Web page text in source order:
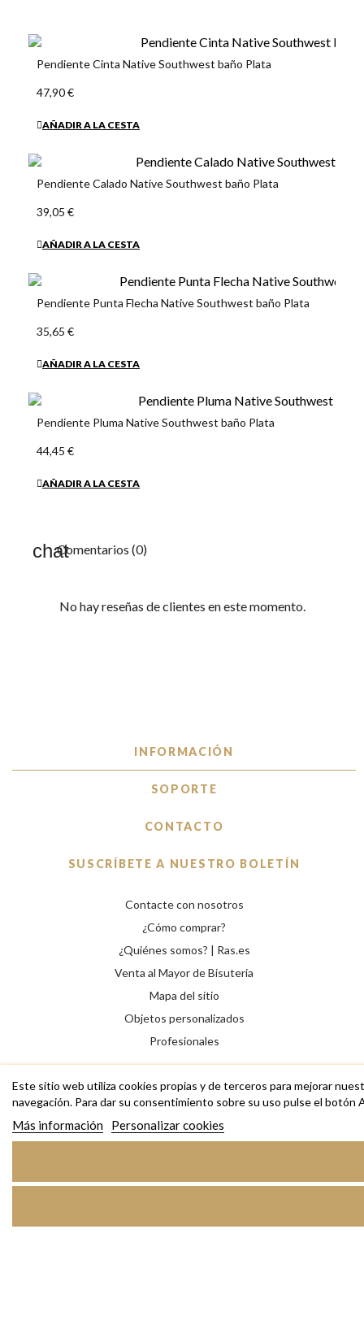
Pendiente Cinta Native Southwest baño Plata
47,90 €
AÑADIR A LA CESTA
Pendiente Calado Native Southwest baño Plata
39,05 €
AÑADIR A LA CESTA
Pendiente Punta Flecha Native Southwest baño Plata
35,65 €
AÑADIR A LA CESTA
Pendiente Pluma Native Southwest baño Plata
44,45 €
AÑADIR A LA CESTA
Comentarios (0)
No hay reseñas de clientes en este momento.
Este sitio web utiliza cookies propias y de terceros para mejorar
navegación. Para dar su consentimiento sobre su uso pulse el botón
Más información Personalizar cookies
INFORMACIÓN
SOPORTE
CONTACTO
SUSCRÍBETE A NUESTRO BOLETÍN
Contacte con nosotros
¿Cómo comprar?
¿Quiénes somos? | Ras.es
Venta al Mayor de Bisuteria
Mapa del sitio
Objetos personalizados
Profesionales
Copyright © 2026 RAS Bisutería de diseño, anillos, collares,